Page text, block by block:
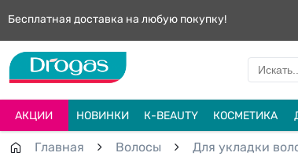
Бесплатная доставка на любую покупку!
АКЦИИ НОВИНКИ К-BEAUTY КОСМЕТИКА
Главная Волосы Для укладки